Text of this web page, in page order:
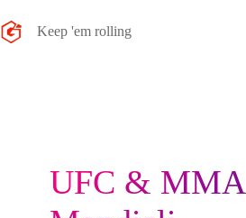
al
contenuto
Keep 'em rolling
UFC & MMA